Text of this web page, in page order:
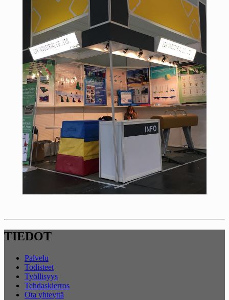
TIEDOT
Palvelu
Todisteet
Työllisyys
Tehdaskierros
Ota yhteyttä